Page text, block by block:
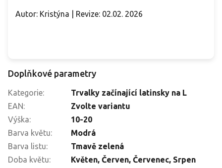
Autor: Kristýna | Revize: 02.02. 2026
Doplňkové parametry
Kategorie:
Trvalky začínající latinsky na L
EAN:
Zvolte variantu
Výška:
10-20
Barva květu:
Modrá
Barva listu:
Tmavě zelená
Doba květu: Květen, Červen, Červenec, Srpen